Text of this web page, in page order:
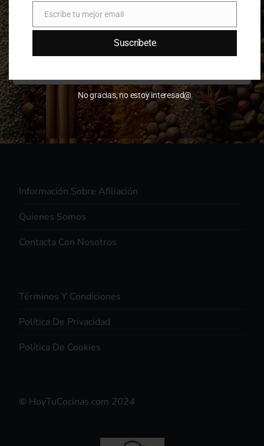
Información Sobre Afiliación
Quienes Somos
Contacta Con Nosotros
Términos Y Condiciones
Política De Privacidad
Política De Cookies
© HoyTuCocinas.com 2024
Email
Escribe tu mejor email
Suscríbete
No gracias, no estoy interesad@